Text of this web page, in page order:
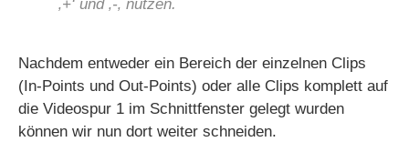
‚+‘ und ‚-‚ nutzen.
Nachdem entweder ein Bereich der einzelnen Clips
(In-Points und Out-Points) oder alle Clips komplett auf
die Videospur 1 im Schnittfenster gelegt wurden
können wir nun dort weiter schneiden.